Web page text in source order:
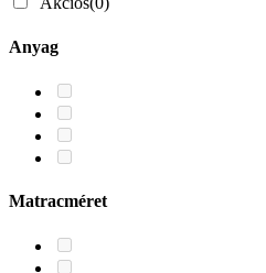
Anyag
Matracméret